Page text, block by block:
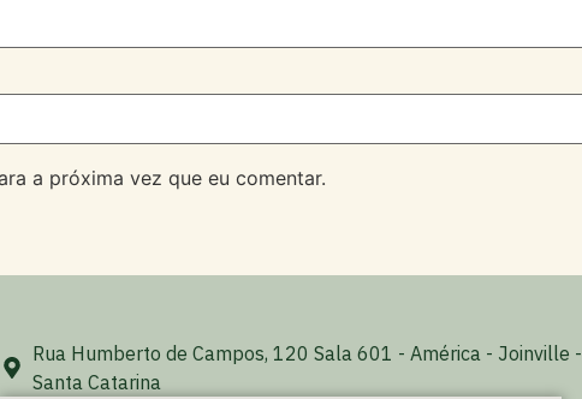
a próxima vez que eu comentar.
Rua Humberto de Campos, 120 Sala 601 - América - Joinville -
Santa Catarina